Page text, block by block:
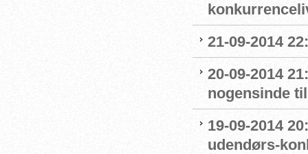
21-09-2014
20-09-2014
nogensinde
19-09-2014
udendørs-